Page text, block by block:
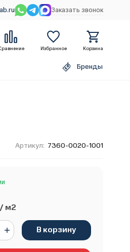
Заказать звонок
Избранное Корзина
Бренды
Артикул: 7360-0020-1001
/ м2
В корзину